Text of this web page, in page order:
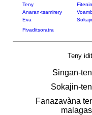
Teny
Anaran-tsamirery
Eva
Fivaditsoratra
Teny
Singan-
Sokajin-
Fanazavàna